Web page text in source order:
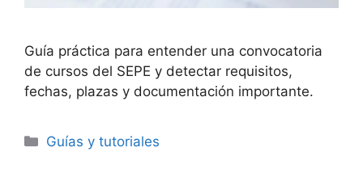
Guía práctica para entender una convocatoria
de cursos del SEPE y detectar requisitos,
fechas, plazas y documentación importante.
Categorías
Guías y tutoriales